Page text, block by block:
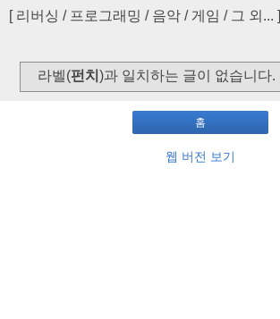
[ 리버싱 / 프로그래밍 / 음악 / 게임 / 그 외... ]
라벨(펀치 )과 일치하는 글이 없습니다.
홈
웹 버전 보기